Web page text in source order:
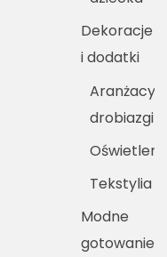
Dekoracje
i dodatki
Aranżacyjne
drobiazgi
Oświetlenie
Tekstylia
Modne
gotowanie